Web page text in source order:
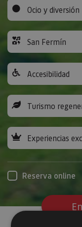
Ocio y diversión
San Fermín
Accesibilidad
Turismo
Experiencias
Reserva online